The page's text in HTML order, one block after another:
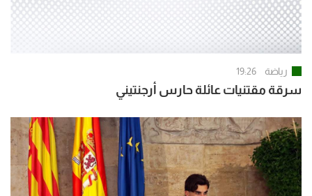
رياضة 19:26
سرقة مقتنيات عائلة حارس أرجنتيني